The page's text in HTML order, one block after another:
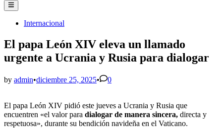
Main
Menu
PostedInternacional
El papa León XIV eleva un llamado
urgente a Ucrania y Rusia para dialogar
by admin•diciembre 25, 2025• 0
El papa León XIV pidió este jueves a Ucrania y Rusia que
encuentren «el valor para dialogar de manera sincera, directa y
respetuosa», durante su bendición navideña en el Vaticano.